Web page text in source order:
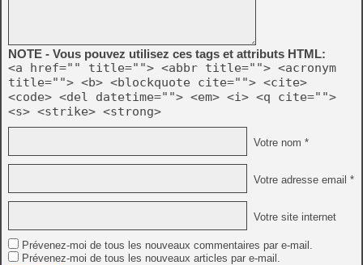
NOTE - Vous pouvez utilisez ces tags et attributs HTML:
<a href="" title=""> <abbr title=""> <acronym
title=""> <b> <blockquote cite=""> <cite>
<code> <del datetime=""> <em> <i> <q cite="">
<s> <strike> <strong>
Votre nom *
Votre adresse email *
Votre site internet
Prévenez-moi de tous les nouveaux commentaires par e-mail.
Prévenez-moi de tous les nouveaux articles par e-mail.